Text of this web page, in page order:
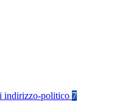
indirizzo-politico 7